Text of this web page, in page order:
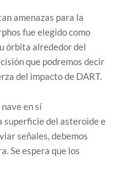
amenazas para la
fue elegido como
órbita alrededor del
que podremos decir
del impacto de DART.
en sí
superficie del asteroide e
señales, debemos
Se espera que los